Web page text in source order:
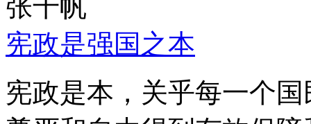
张千帆
宪政是强国之本
宪政是本，关乎每一个